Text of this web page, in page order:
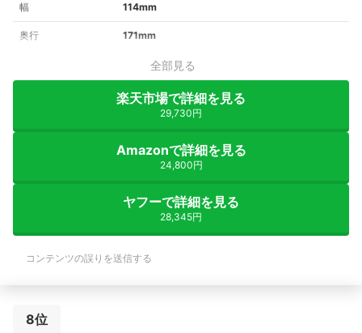
幅 114mm
奥行 171mm
全部見る
楽天市場で詳細を見る
29,730円
Amazonで詳細を見る
24,800円
ヤフーで詳細を見る
28,345円
コンテンツの誤りを送信する
8位